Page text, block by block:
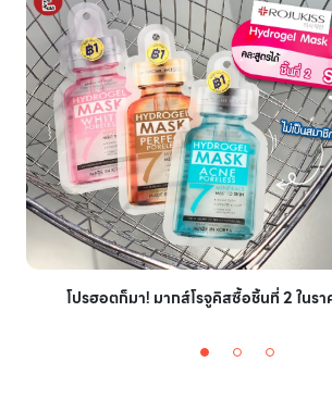
โปรฮอตก็มา! มากส์โรจูคิสซื้อชิ้นที่ 2 ในรา